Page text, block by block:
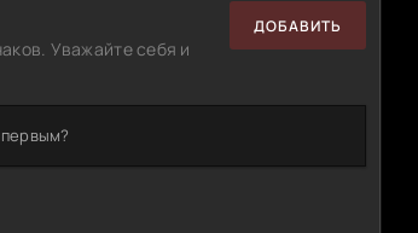
Уважайте себя и
ДОБАВИТЬ